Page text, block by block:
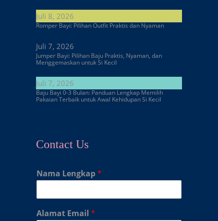
Juli 8, 2026
Romper Bayi: Pilihan Outfit Praktis dan Nyaman
Juli 7, 2026
Jumper Bayi: Pilihan Baju Praktis, Nyaman, dan
Menggemaskan untuk Si Kecil
Juli 7, 2026
Baju Bayi 0-3 Bulan: Panduan Lengkap Memilih
Pakaian Terbaik untuk Awal Kehidupan Si Kecil
Contact Us
Nama Lengkap*
Alamat Email *